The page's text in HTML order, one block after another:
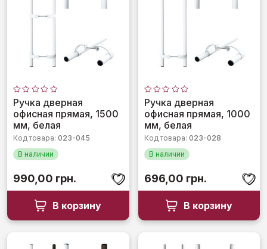
Оценка
0
из
Ручка дверная
офисная прямая, 1500
мм, белая
Код товара: 023-045
В наличии
990,00 грн.
В корзину
Оценка
0
из
Ручка дверная
офисная прямая, 1000
мм, белая
Код товара: 023-028
В наличии
696,00 грн.
В корзину